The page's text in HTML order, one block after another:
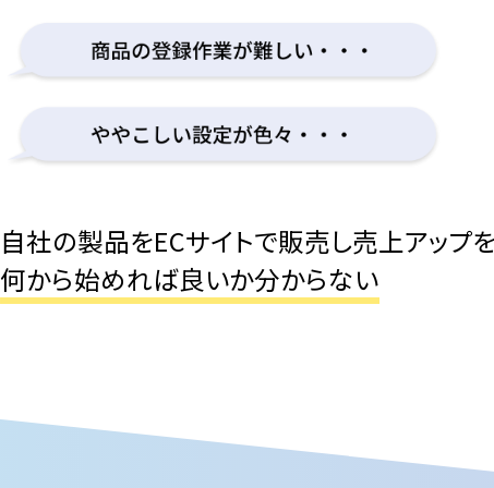
自社の製品をECサイトで販売し売上アップ
何から始めれば良いか分からない